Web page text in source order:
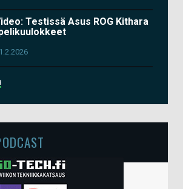
Testissä Asus ROG Kithara